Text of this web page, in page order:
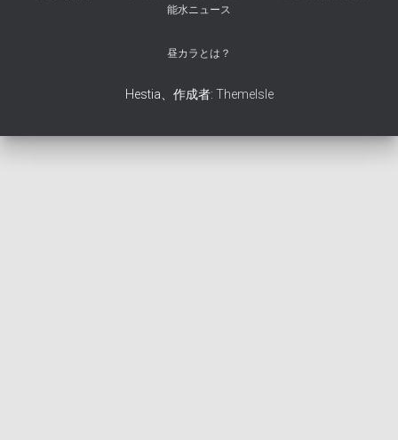
能水ニュース
昼カラとは？
Hestia、作成者: ThemeIsle